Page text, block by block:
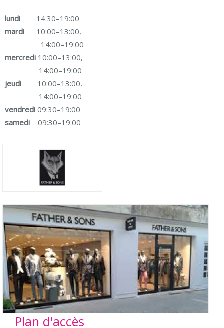
lundi
14:30–19:00
mardi
10:00–13:00,
14:00–19:00
mercredi 10:00–13:00,
14:00–19:00
jeudi
10:00–13:00,
14:00–19:00
vendredi 09:30–19:00
samedi
09:30–19:00
Plan d'accès